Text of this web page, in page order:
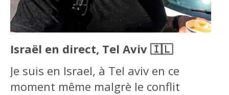
Israël en direct, Tel Aviv 🇮🇱
Je suis en Israel, à Tel aviv en ce
moment même malgrè le conflit